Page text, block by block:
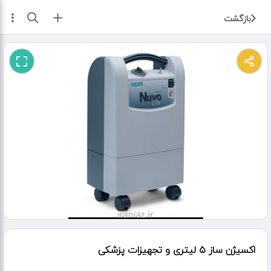
بازگشت ثبت آگهی
اکسیژن ساز ۵ لیتری و تجهیزات پزشکی